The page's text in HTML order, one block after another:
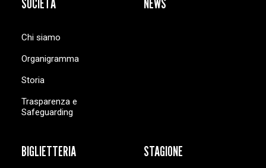
Chi siamo
Organigramma
Storia
Trasparenza e
Safeguarding
BIGLIETTERIA STAGIONE